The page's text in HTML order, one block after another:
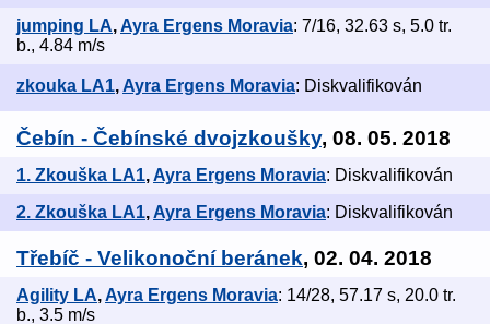
jumping LA,Ayra Ergens Moravia: 7/16, 32.63 s, 5.0 tr.
b., 4.84 m/s
zkouka LA1, Ayra Ergens Moravia: Diskvalifikován
Čebín - Čebínské dvojzkoušky, 08. 05. 2018
1. Zkouška LA1,Ayra Ergens Moravia: Diskvalifikován
2. Zkouška LA1, Ayra Ergens Moravia: Diskvalifikován
Třebíč - Velikonoční beránek, 02. 04. 2018
Agility LA,Ayra Ergens Moravia: 14/28, 57.17 s, 20.0 tr.
b., 3.5 m/s